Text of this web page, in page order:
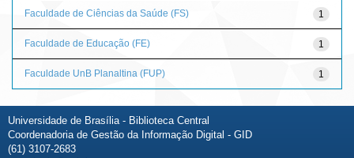
1
Faculdade de Ciências da Saúde (FS)
1
Faculdade de Educação (FE)
1
Faculdade UnB Planaltina (FUP)
Universidade de Brasília - Biblioteca Central
Coordenadoria de Gestão da Informação Digital - GID
(61) 3107-2683